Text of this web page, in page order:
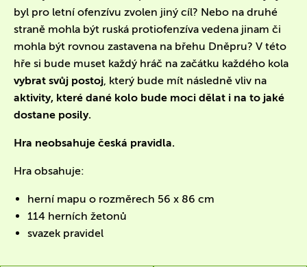
byl pro letní ofenzívu zvolen jiný cíl? Nebo na druhé
straně mohla být ruská protiofenzíva vedena jinam či
mohla být rovnou zastavena na břehu Dněpru? V této
hře si bude muset každý hráč na začátku každého kola
vybrat svůj postoj, který bude mít následně vliv na
aktivity, které dané kolo bude moci dělat i na to jaké
dostane posily.
Hra neobsahuje česká pravidla.
Hra obsahuje:
herní mapu o rozměrech 56 x 86 cm
114 herních žetonů
svazek pravidel